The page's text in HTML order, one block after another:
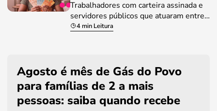
Trabalhadores com carteira assinada e
servidores públicos que atuaram entre…
4 min Leitura
Agosto é mês de Gás do Povo
para famílias de 2 a mais
pessoas: saiba quando recebe